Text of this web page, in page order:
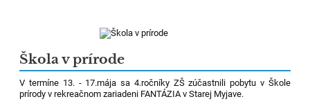
Škola v prírode
V termíne 13. - 17.mája sa 4.ročníky ZŠ zúčastnili pobytu v Škole
prírody v rekreačnom zariadeni FANTÁZIA v Starej Myjave.